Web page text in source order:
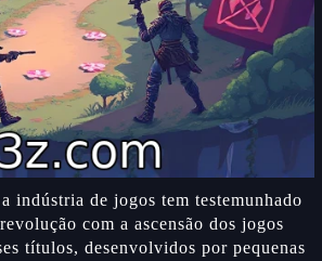
indústria de jogos tem testemunhado
com a ascensão dos jogos
títulos, desenvolvidos por pequenas